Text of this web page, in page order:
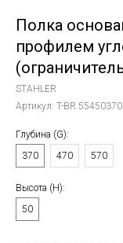
Полка
профилем
STAHLER
Артикул: T-BR 55450370
Глубина (G):
370
470 570
Высота (Н):
50